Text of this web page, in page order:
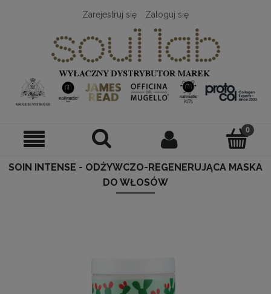
Zarejestruj się Zaloguj się
SOIN INTENSE - ODŻYWCZO-REGENERUJĄCA MASKA
DO WŁOSÓW